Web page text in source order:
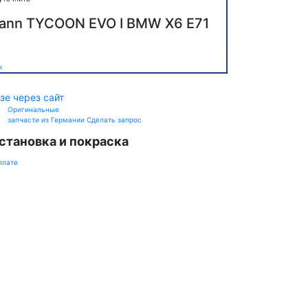
TYCOON EVO I BMW X6 E71
через сайт
Оригинальные
запчасти из Германии Сделать запрос
и покраска